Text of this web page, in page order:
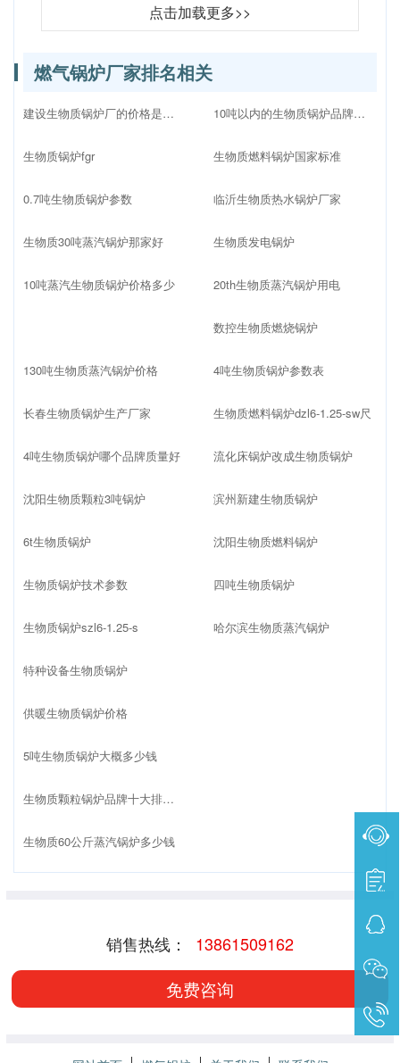
点击加载更多>>
燃气锅炉厂家排名相关
建设生物质锅炉厂的价格是多少
生物质锅炉fgr
0.7吨生物质锅炉参数
生物质30吨蒸汽锅炉那家好
10吨蒸汽生物质锅炉价格多少
10吨以内的生物质锅炉品牌十大排名
生物质燃料锅炉国家标准
临沂生物质热水锅炉厂家
生物质发电锅炉
20th生物质蒸汽锅炉用电
数控生物质燃烧锅炉
130吨生物质蒸汽锅炉价格
长春生物质锅炉生产厂家
4吨生物质锅炉哪个品牌质量好
沈阳生物质颗粒3吨锅炉
6t生物质锅炉
生物质锅炉技术参数
4吨生物质锅炉参数表
生物质燃料锅炉dzl6-1.25-sw尺
流化床锅炉改成生物质锅炉
滨州新建生物质锅炉
沈阳生物质燃料锅炉
四吨生物质锅炉
生物质锅炉szl6-1.25-s
特种设备生物质锅炉
供暖生物质锅炉价格
5吨生物质锅炉大概多少钱
生物质颗粒锅炉品牌十大排名榜
生物质60公斤蒸汽锅炉多少钱
哈尔滨生物质蒸汽锅炉
销售热线： 13861509162
免费咨询